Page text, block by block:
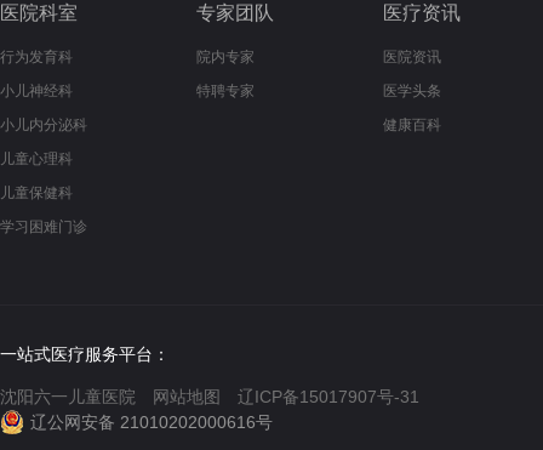
医院科室
行为发育科
小儿神经科
小儿内分泌科
儿童心理科
儿童保健科
学习困难门诊
专家团队
院内专家
特聘专家
医疗资讯
医院资讯
医学头条
健康百科
一站式医疗服务平台：
沈阳六一儿童医院 网站地图
辽ICP备15017907号-31
辽公网安备 21010202000616号